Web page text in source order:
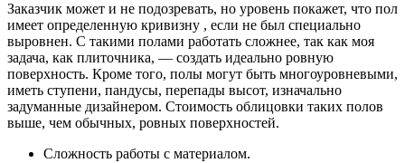
Заказчик может и не подозревать, но уровень покажет, что пол
имеет определенную кривизну , если не был специально
выровнен. С такими полами работать сложнее, так как моя
задача, как плиточника, — создать идеально ровную
поверхность. Кроме того, полы могут быть многоуровневыми,
иметь ступени, пандусы, перепады высот, изначально
задуманные дизайнером. Стоимость облицовки таких полов
выше, чем обычных, ровных поверхностей.
Сложность работы с материалом.